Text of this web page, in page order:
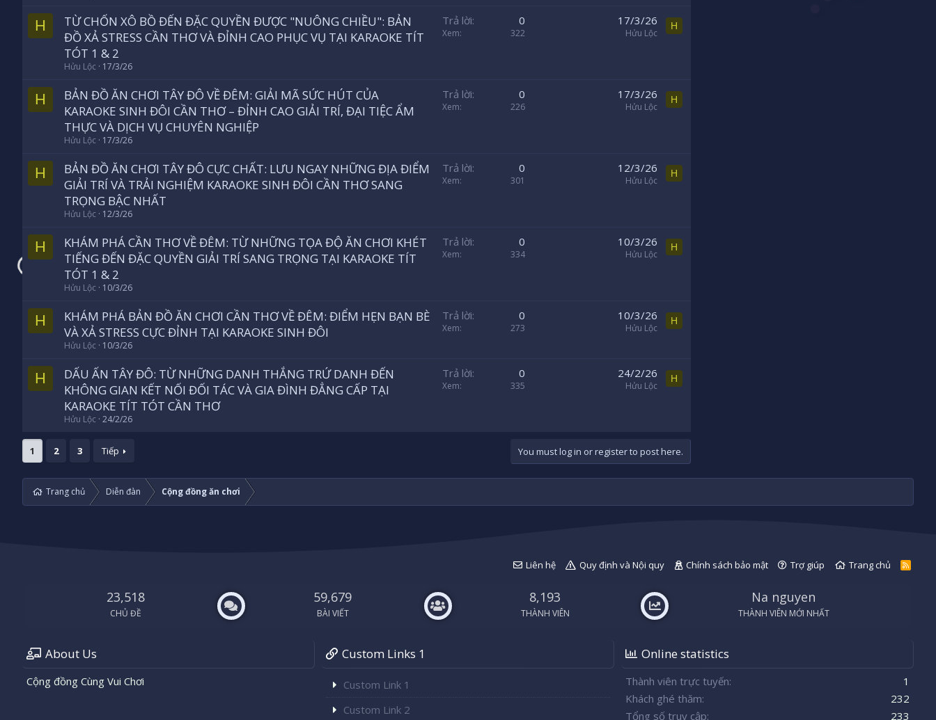
H
TỪ CHỐN XÔ BỒ ĐẾN ĐẶC QUYỀN ĐƯỢC "NUÔNG CHIỀU": BẢN
ĐỒ XẢ STRESS CẦN THƠ VÀ ĐỈNH CAO PHỤC VỤ TẠI KARAOKE TÍT
TÓT 1 & 2
Hửu Lộc 17/3/26
Trả lời 0
Xem 322
17/3/26
Hửu Lộc
H
H
BẢN ĐỒ ĂN CHƠI TÂY ĐÔ VỀ ĐÊM: GIẢI MÃ SỨC HÚT CỦA
KARAOKE SINH ĐÔI CẦN THƠ – ĐỈNH CAO GIẢI TRÍ, ĐẠI TIỆC ẨM
THỰC VÀ DỊCH VỤ CHUYÊN NGHIỆP
Hửu Lộc 17/3/26
Trả lời 0
Xem 226
17/3/26
Hửu Lộc
H
H
BẢN ĐỒ ĂN CHƠI TÂY ĐÔ CỰC CHẤT: LƯU NGAY NHỮNG ĐỊA ĐIỂM
GIẢI TRÍ VÀ TRẢI NGHIỆM KARAOKE SINH ĐÔI CẦN THƠ SANG
TRỌNG BẬC NHẤT
Hửu Lộc 12/3/26
Trả lời 0
Xem 301
12/3/26
Hửu Lộc
H
H
KHÁM PHÁ CẦN THƠ VỀ ĐÊM: TỪ NHỮNG TỌA ĐỘ ĂN CHƠI KHÉT
TIẾNG ĐẾN ĐẶC QUYỀN GIẢI TRÍ SANG TRỌNG TẠI KARAOKE TÍT
TÓT 1 & 2
Hửu Lộc 10/3/26
Trả lời 0
Xem 334
10/3/26
Hửu Lộc
H
H
KHÁM PHÁ BẢN ĐỒ ĂN CHƠI CẦN THƠ VỀ ĐÊM: ĐIỂM HẸN BẠN BÈ
VÀ XẢ STRESS CỰC ĐỈNH TẠI KARAOKE SINH ĐÔI
Hửu Lộc 10/3/26
Trả lời 0
Xem 273
10/3/26
Hửu Lộc
H
H
DẤU ẤN TÂY ĐÔ: TỪ NHỮNG DANH THẮNG TRỨ DANH ĐẾN
KHÔNG GIAN KẾT NỐI ĐỐI TÁC VÀ GIA ĐÌNH ĐẲNG CẤP TẠI
KARAOKE TÍT TÓT CẦN THƠ ‍‍‍
Hửu Lộc 24/2/26
Trả lời 0
Xem 335
24/2/26
Hửu Lộc
H
1 2 3 Tiếp You must log in or register to post here.
Trang chủ Diễn đàn Cộng đồng ăn chơi
Liên hệ Quy định và Nội quy Chính sách bảo mật Trợ giúp Trang chủ
R
23,518
CHỦ ĐỀ
59,679
BÀI VIẾT
8,193
THÀNH VIÊN
Na nguyen
THÀNH VIÊN MỚI NHẤT
About Us
Cộng đồng Cùng Vui Chơi
Custom Links 1
Custom Link 1
Custom Link 2
Online statistics
Thành viên trực tuyến
1
Khách ghé thăm
232
Tổng số truy cập
233